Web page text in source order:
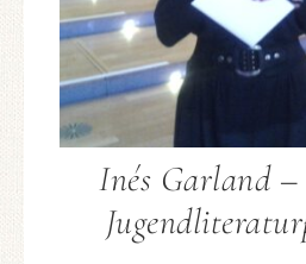
Inés Garland –